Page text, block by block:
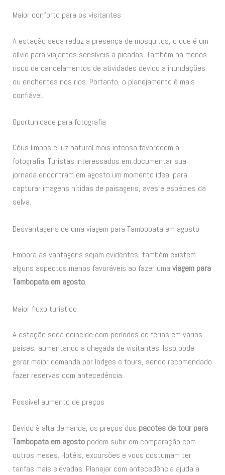
Maior conforto para os visitantes
A estação seca reduz a presença de mosquitos, o que é um
alívio para viajantes sensíveis a picadas. Também há menos
risco de cancelamentos de atividades devido a inundações
ou enchentes nos rios. Portanto, o planejamento é mais
confiável.
Oportunidade para fotografia
Céus limpos e luz natural mais intensa favorecem a
fotografia. Turistas interessados em documentar sua
jornada encontram em agosto um momento ideal para
capturar imagens nítidas de paisagens, aves e espécies da
selva.
Desvantagens de uma viagem para Tambopata em agosto
Embora as vantagens sejam evidentes, também existem
alguns aspectos menos favoráveis ao fazer umaviagem para
Tambopata em agosto.
Maior fluxo turístico
A estação seca coincide com períodos de férias em vários
países, aumentando a chegada de visitantes. Isso pode
gerar maior demanda por lodges e tours, sendo recomendado
fazer reservas com antecedência.
Possível aumento de preços
Devido à alta demanda, os preços dos pacotes de tour para
Tambopata em agosto podem subir em comparação com
outros meses. Hotéis, excursões e voos costumam ter
tarifas mais elevadas. Planejar com antecedência ajuda a